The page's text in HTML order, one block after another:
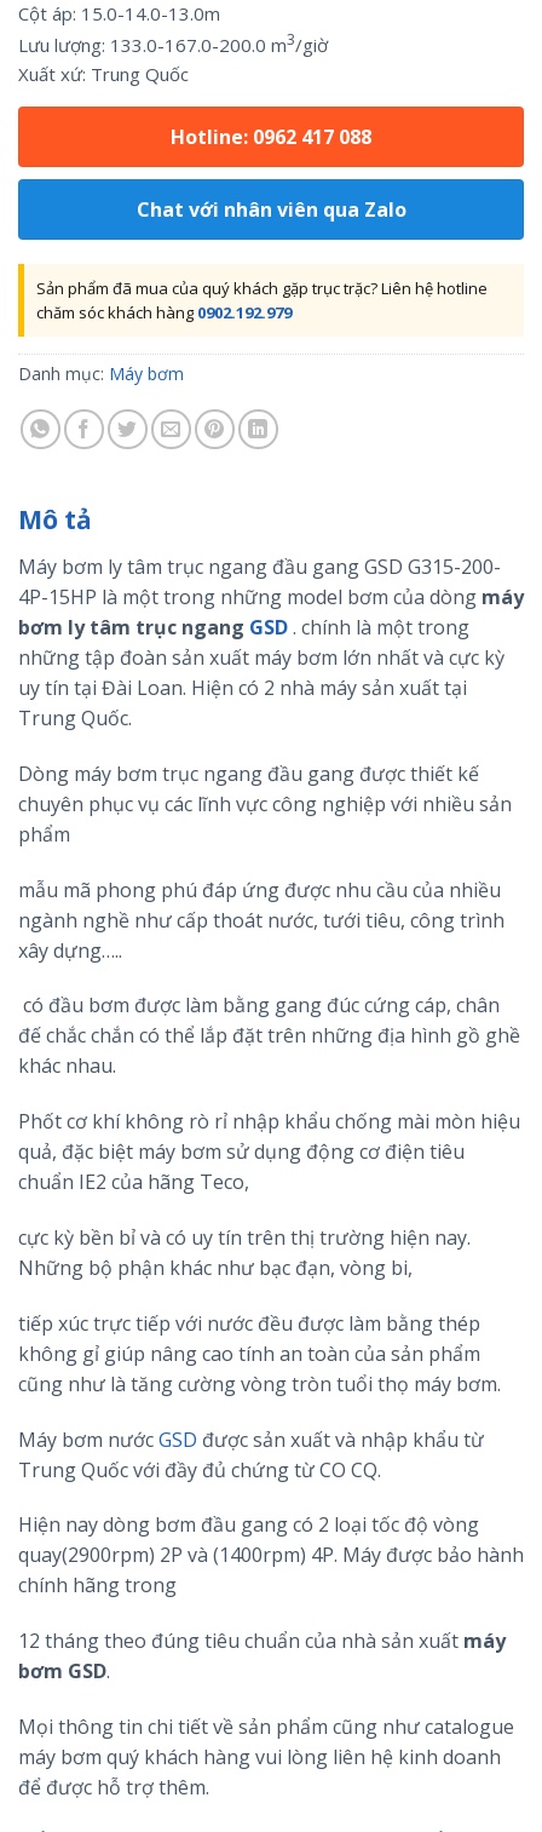
Cột áp: 15.0-14.0-13.0m
Lưu lượng: 133.0-167.0-200.0 m3/giờ
Xuất xứ: Trung Quốc
Hotline: 0962 417 088
Chat với nhân viên qua Zalo
Sản phẩm đã mua của quý khách gặp trục trặc? Liên hệ hotline
chăm sóc khách hàng 0902.192.979
Danh mục: Máy bơm
Mô tả
Máy bơm ly tâm trục ngang đầu gang GSD G315-200-
4P-15HP là một trong những model bơm của dòng máy
bơm ly tâm trục ngang GSD. chính là một trong
những tập đoàn sản xuất máy bơm lớn nhất và cực kỳ
uy tín tại Đài Loan. Hiện có 2 nhà máy sản xuất tại
Trung Quốc.
Dòng máy bơm trục ngang đầu gang được thiết kế
chuyên phục vụ các lĩnh vực công nghiệp với nhiều sản
phẩm
mẫu mã phong phú đáp ứng được nhu cầu của nhiều
ngành nghề như cấp thoát nước, tưới tiêu, công trình
xây dựng…..
có đầu bơm được làm bằng gang đúc cứng cáp, chân
đế chắc chắn có thể lắp đặt trên những địa hình gồ ghề
khác nhau.
Phốt cơ khí không rò rỉ nhập khẩu chống mài mòn hiệu
quả, đặc biệt máy bơm sử dụng động cơ điện tiêu
chuẩn IE2 của hãng Teco,
cực kỳ bền bỉ và có uy tín trên thị trường hiện nay.
Những bộ phận khác như bạc đạn, vòng bi,
tiếp xúc trực tiếp với nước đều được làm bằng thép
không gỉ giúp nâng cao tính an toàn của sản phẩm
cũng như là tăng cường vòng tròn tuổi thọ máy bơm.
Máy bơm nướcGSD được sản xuất và nhập khẩu từ
Trung Quốc với đầy đủ chứng từ CO CQ.
Hiện nay dòng bơm đầu gang có 2 loại tốc độ vòng
quay(2900rpm) 2P và (1400rpm) 4P. Máy được bảo hành
chính hãng trong
12 tháng theo đúng tiêu chuẩn của nhà sản xuất máy
bơm GSD.
Mọi thông tin chi tiết về sản phẩm cũng như catalogue
máy bơm quý khách hàng vui lòng liên hệ kinh doanh
để được hỗ trợ thêm.